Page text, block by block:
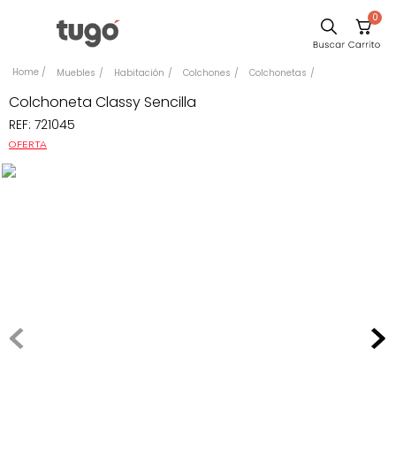
0
Muebles Habitación Colchones Colchonetas
Colchoneta Classy Sencilla
REF: 721045
OFERTA
Comedor
Escritorio
Sillas